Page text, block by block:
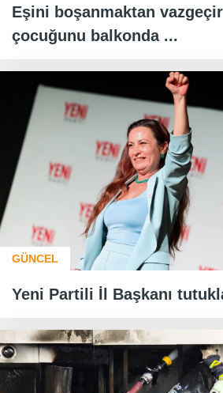
Eşini boşanmaktan
çocuğunu balkonda ...
GÜNCEL
Yeni Partili İl Başkanı